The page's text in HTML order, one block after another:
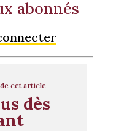
abonnés
cet article
dès